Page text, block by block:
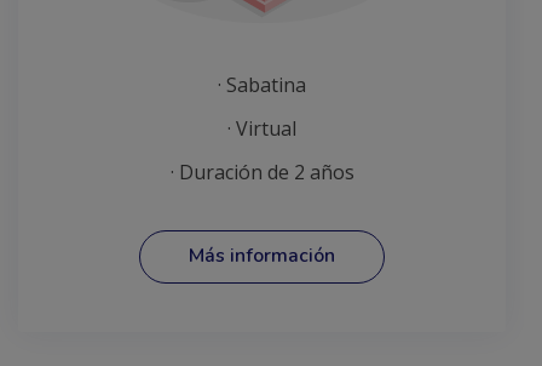
· Sabatina
· Virtual
· Duración de 2 años
Más información